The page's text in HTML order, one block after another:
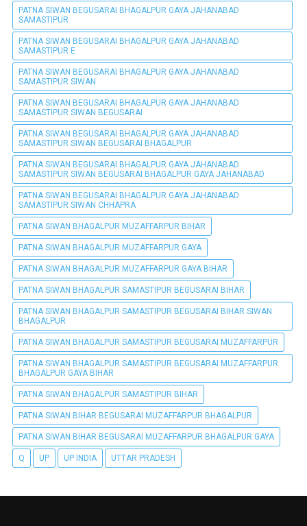
PATNA SIWAN BEGUSARAI BHAGALPUR GAYA JAHANABAD
SAMASTIPUR
PATNA SIWAN BEGUSARAI BHAGALPUR GAYA JAHANABAD
SAMASTIPUR E
PATNA SIWAN BEGUSARAI BHAGALPUR GAYA JAHANABAD
SAMASTIPUR SIWAN
PATNA SIWAN BEGUSARAI BHAGALPUR GAYA JAHANABAD
SAMASTIPUR SIWAN BEGUSARAI
PATNA SIWAN BEGUSARAI BHAGALPUR GAYA JAHANABAD
SAMASTIPUR SIWAN BEGUSARAI BHAGALPUR
PATNA SIWAN BEGUSARAI BHAGALPUR GAYA JAHANABAD
SAMASTIPUR SIWAN BEGUSARAI BHAGALPUR GAYA JAHANABAD
PATNA SIWAN BEGUSARAI BHAGALPUR GAYA JAHANABAD
SAMASTIPUR SIWAN CHHAPRA
PATNA SIWAN BHAGALPUR MUZAFFARPUR BIHAR
PATNA SIWAN BHAGALPUR MUZAFFARPUR GAYA
PATNA SIWAN BHAGALPUR MUZAFFARPUR GAYA BIHAR
PATNA SIWAN BHAGALPUR SAMASTIPUR BEGUSARAI BIHAR
PATNA SIWAN BHAGALPUR SAMASTIPUR BEGUSARAI BIHAR SIWAN
BHAGALPUR
PATNA SIWAN BHAGALPUR SAMASTIPUR BEGUSARAI MUZAFFARPUR
PATNA SIWAN BHAGALPUR SAMASTIPUR BEGUSARAI MUZAFFARPUR
BHAGALPUR GAYA BIHAR
PATNA SIWAN BHAGALPUR SAMASTIPUR BIHAR
PATNA SIWAN BIHAR BEGUSARAI MUZAFFARPUR BHAGALPUR
PATNA SIWAN BIHAR BEGUSARAI MUZAFFARPUR BHAGALPUR GAYA
Q UP UP INDIA UTTAR PRADESH